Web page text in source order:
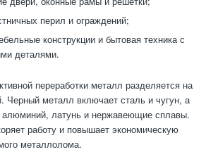
перил и ограждений;
конструкции и бытовая техника с
деталями.
переработки металл разделяется на
Черный металл включает сталь и чугун, а
латунь и нержавеющие сплавы.
работу и повышает экономическую
металлолома.